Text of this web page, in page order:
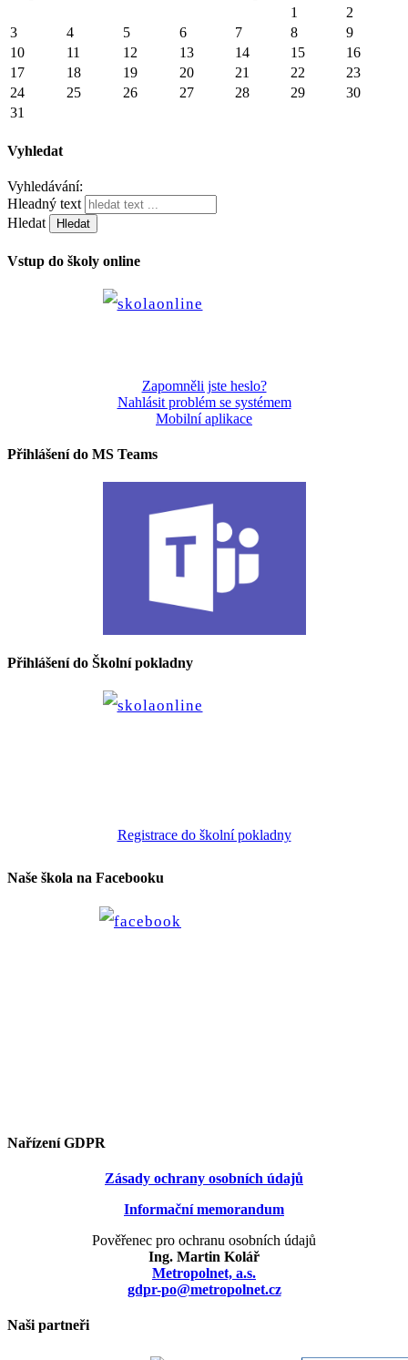
1
2
3
4 5 6 7 8
9
10
11 12 13 14 15
16
17
18 19 20 21 22
23
24
25 26 27 28 29
30
31
Vyhledat
Vyhledávání:
Hleadný text
Hledat
Vstup do školy online
Zapomněli jste heslo?
Nahlásit problém se systémem
Mobilní aplikace
Přihlášení do MS Teams
Přihlášení do Školní pokladny
Registrace do školní pokladny
Naše škola na Facebooku
Nařízení GDPR
Zásady ochrany osobních údajů
Informační memorandum
Pověřenec pro ochranu osobních údajů
Ing. Martin Kolář
Metropolnet, a.s.
gdpr-po@metropolnet.cz
Naši partneři